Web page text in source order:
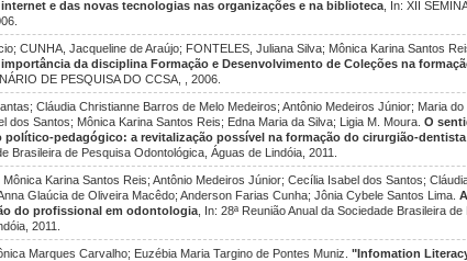
e das novas tecnologias nas organizações e na biblioteca , In: XII
CUNHA, Jacqueline de Araújo; FONTELES, Juliana Silva; Mônica Karina Santos
da disciplina Formação e Desenvolvimento de Coleções na
DE PESQUISA DO CCSA, , 2006.
Cláudia Christianne Barros de Melo Medeiros; Antônio Medeiros Júnior; Maria
dos Santos; Mônica Karina Santos Reis; Edna Maria da Silva; Ligia M. Moura.O
político-pedagógico: a revitalização possível na formação do cirurgião-dentista
Brasileira de Pesquisa Odontológica, Águas de Lindóia, 2011.
Karina Santos Reis; Antônio Medeiros Júnior; Cecília Isabel dos Santos;
Glaúcia de Oliveira Macêdo; Anderson Farias Cunha; Jônia Cybele Santos Lima.
do profissional em odontologia , In: 28ª Reunião Anual da Sociedade Brasileira
2011.
Marques Carvalho; Euzébia Maria Targino de Pontes Muniz. "Infomation